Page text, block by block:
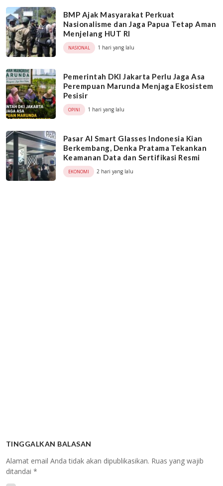
BMP Ajak Masyarakat Perkuat
Nasionalisme dan Jaga Papua Tetap Aman
Menjelang HUT RI
NASIONAL 1 hari yang lalu
Pemerintah DKI Jakarta Perlu Jaga Asa
Perempuan Marunda Menjaga Ekosistem
Pesisir
OPINI 1 hari yang lalu
Pasar AI Smart Glasses Indonesia Kian
Berkembang, Denka Pratama Tekankan
Keamanan Data dan Sertifikasi Resmi
EKONOMI 2 hari yang lalu
TINGGALKAN BALASAN
Alamat email Anda tidak akan dipublikasikan. Ruas yang wajib
ditandai *